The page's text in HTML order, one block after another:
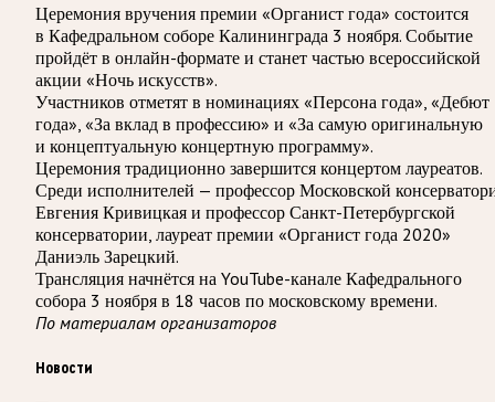
Церемония вручения премии «Органист года» состоится
в Кафедральном соборе Калининграда 3 ноября. Событие
пройдёт в онлайн-формате и станет частью всероссийской
акции «Ночь искусств».
Участников отметят в номинациях «Персона года», «Дебют
года», «За вклад в профессию» и «За самую оригинальную
и концептуальную концертную программу».
Церемония традиционно завершится концертом лауреатов.
Среди исполнителей — профессор Московской
Евгения Кривицкая и профессор Санкт-Петербургской
консерватории, лауреат премии «Органист года 2020»
Даниэль Зарецкий.
Трансляция начнётся на YouTube-канале Кафедрального
собора 3 ноября в 18 часов по московскому времени.
По материалам организаторов
Новости